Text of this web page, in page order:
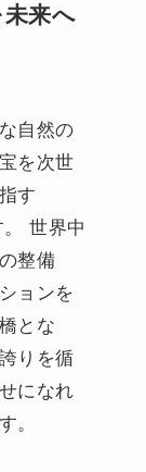
来へ
自然の
を次世
す
。 世界中
整備
ョンを
とな
りを循
になれ
。